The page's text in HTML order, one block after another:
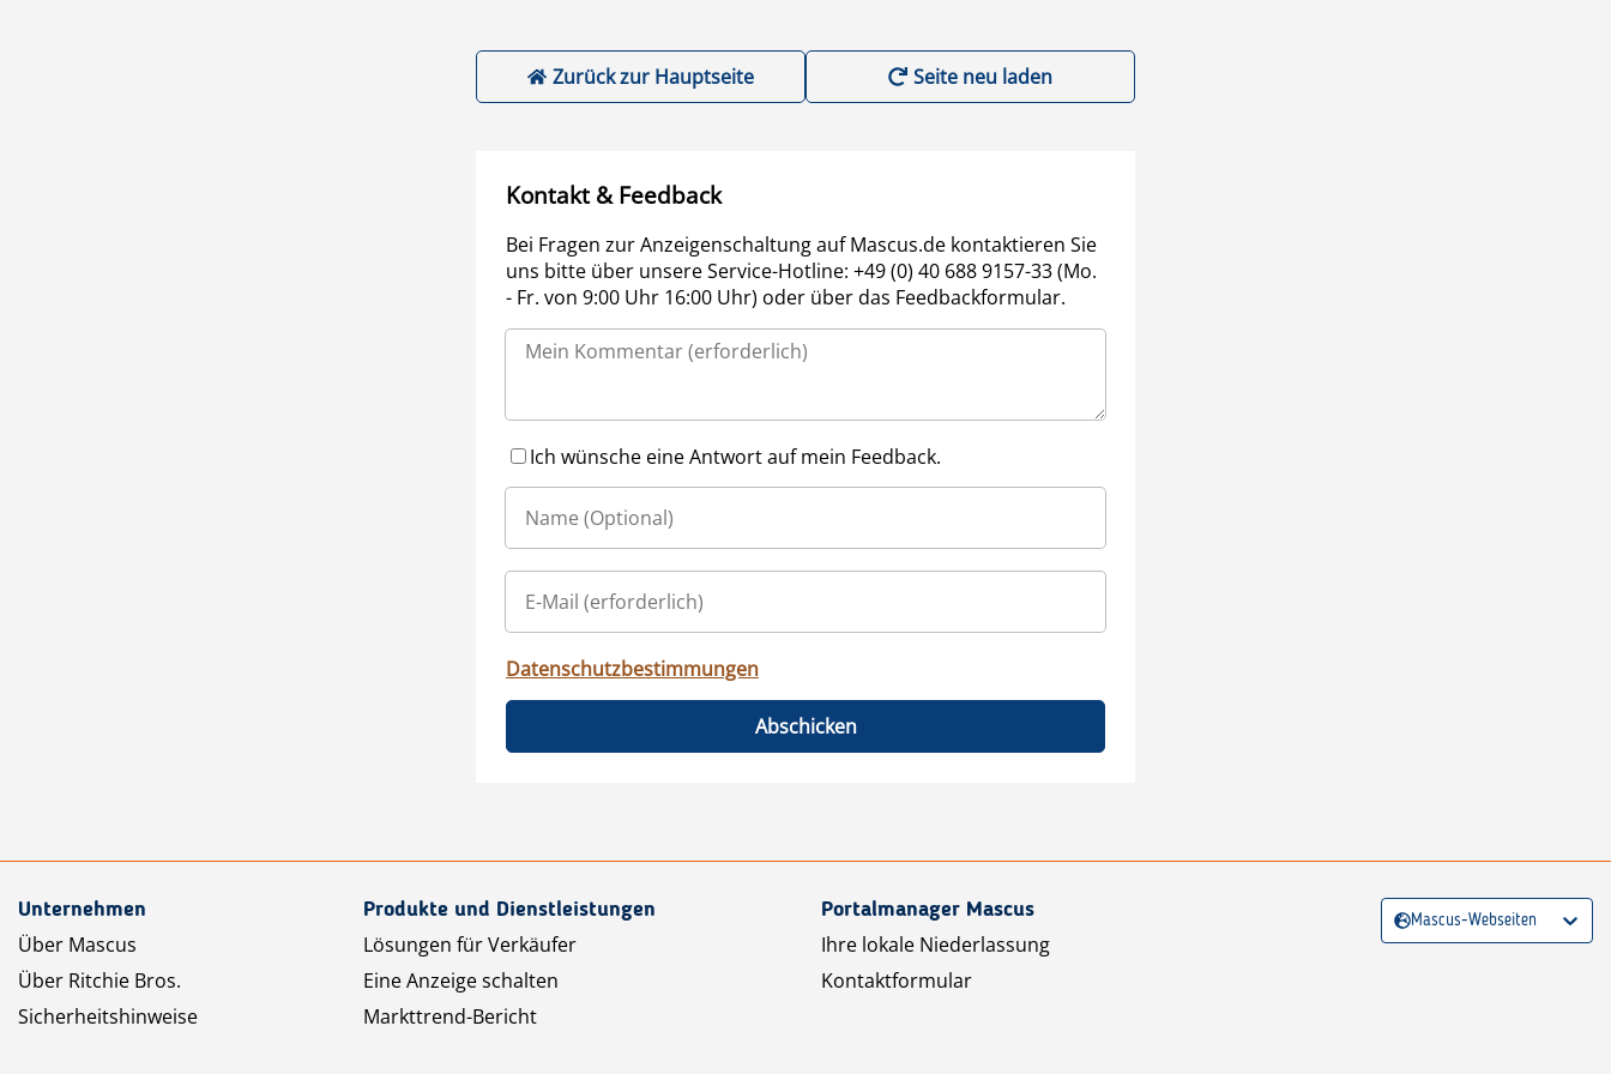
Zurück zur Hauptseite Seite neu laden
Kontakt & Feedback
Bei Fragen zur Anzeigenschaltung auf Mascus.de kontaktieren Sie
uns bitte über unsere Service-Hotline: +49 (0) 40 688 9157-33 (Mo.
- Fr. von 9:00 Uhr 16:00 Uhr) oder über das Feedbackformular.
Ich wünsche eine Antwort auf mein Feedback.
Datenschutzbestimmungen
Abschicken
Unternehmen
Über Mascus
Über Ritchie Bros.
Sicherheitshinweise
Produkte und Dienstleistungen
Lösungen für Verkäufer
Eine Anzeige schalten
Markttrend-Bericht
Portalmanager Mascus
Ihre lokale Niederlassung
Kontaktformular
Mascus-Webseiten